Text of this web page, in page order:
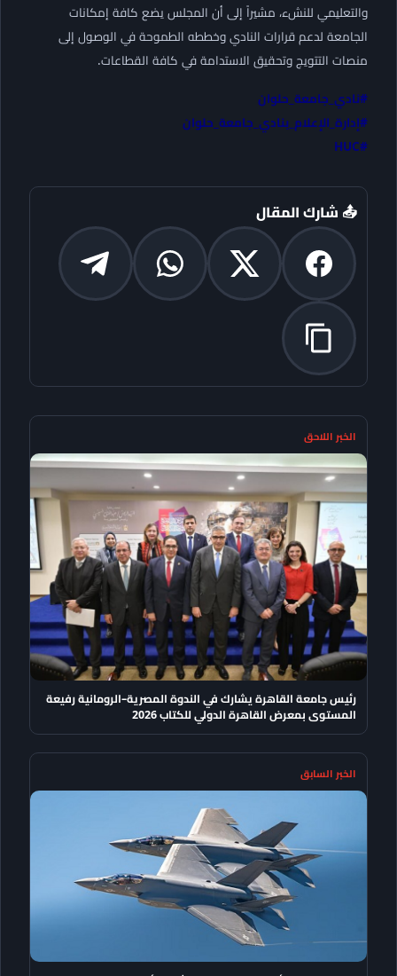
والتعليمي للنشء، مشيراً إلى أن المجلس يضع كافة إمكانات
الجامعة لدعم قرارات النادي وخططه الطموحة في الوصول إلى
منصات التتويج وتحقيق الاستدامة في كافة القطاعات.
#نادي_جامعة_حلوان
#إدارة_الإعلام_بنادي_جامعة_حلوان
#HUC
📤 شارك المقال
الخبر اللاحق
رئيس جامعة القاهرة يشارك في الندوة المصرية–الرومانية رفيعة
المستوى بمعرض القاهرة الدولي للكتاب 2026
الخبر السابق